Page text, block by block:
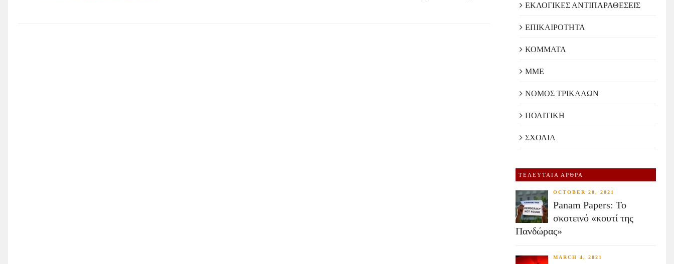
ΕΚΛΟΓΙΚΕΣ ΑΝΤΙΠΑΡΑΘΕΣΕΙΣ
ΕΠΙΚΑΙΡΟΤΗΤΑ
ΚΟΜΜΑΤΑ
ΜΜΕ
ΝΟΜΟΣ ΤΡΙΚΑΛΩΝ
ΠΟΛΙΤΙΚΗ
ΣΧΟΛΙΑ
ΤΕΛΕΥΤΑΙΑ ΑΡΘΡΑ
OCTOBER 20, 2021
Panam Papers: Το
σκοτεινό «κουτί της
Πανδώρας»
MARCH 4, 2021